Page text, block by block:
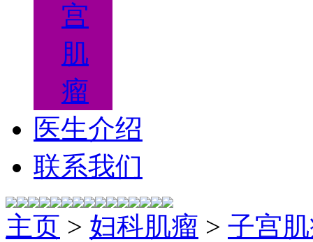
宫
肌
瘤
医生介绍
联系我们
主页 > 妇科肌瘤 > 子宫